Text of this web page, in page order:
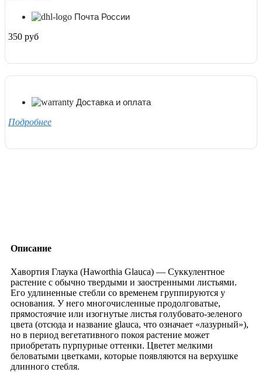
Почта России
350 руб
Доставка и оплата
Подробнее
Описание
Хавортия Глаука (Haworthia Glauca) — Суккулентное
растение с обычно твердыми и заостренными листьями.
Его удлиненные стебли со временем группируются у
основания. У него многочисленные продолговатые,
прямостоячие или изогнутые листья голубовато-зеленого
цвета (отсюда и название glauca, что означает «лазурный»),
но в период вегетативного покоя растение может
приобретать пурпурные оттенки. Цветет мелкими
беловатыми цветками, которые появляются на верхушке
длинного стебля.